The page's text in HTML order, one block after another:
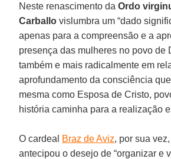
Neste renascimento daOrdo
Carballo vislumbra um “dado
apenas para a compreensão e a
presença das mulheres no povo de
também e mais radicalmente em
aprofundamento da consciência
mesma como Esposa de Cristo,
história caminha para a realização
O cardeal Braz de Aviz, por sua
antecipou o desejo de “organizar e